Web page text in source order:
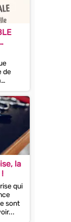
de
la
qui
sont